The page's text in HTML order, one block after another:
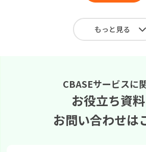
もっと見る
CBASEサービスに
お役立ち資料
お問い合わせは